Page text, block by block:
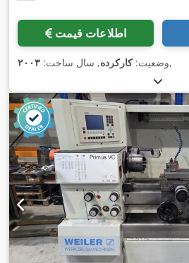
اطلاعات قیمت
وضعیت:کارکرده, سال ساخت: ۲۰۰۳ ,